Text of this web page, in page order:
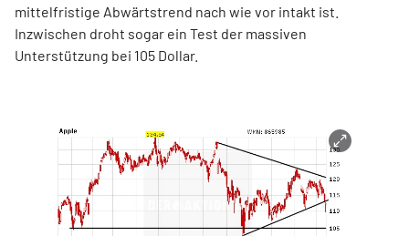
mittelfristige Abwärtstrend nach wie vor intakt ist.
Inzwischen droht sogar ein Test der massiven
Unterstützung bei 105 Dollar.